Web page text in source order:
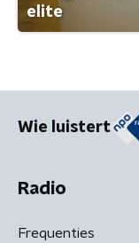
elite
Wie luistert
Radio
Frequenties